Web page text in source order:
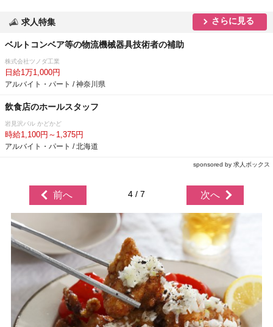
求人特集 さらに見る
ベルトコンベア等の物流機械器具技術者の補助
株式会社ツノダ工業
日給1万1,000円
アルバイト・パート / 神奈川県
飲食店のホールスタッフ
見沢バル かどかど
時給1,100円～1,375円
アルバイト・パート / 北海道
sponsored by 求人ボックス
前へ 4 / 7 次へ